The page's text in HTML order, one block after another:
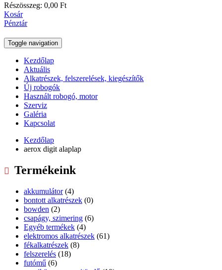
Részösszeg: 0,00 Ft
Kosár
Pénztár
Toggle navigation
Kezdőlap
Aktuális
Alkatrészek, felszerelések, kiegészítők
Új robogók
Használt robogó, motor
Szerviz
Galéria
Kapcsolat
Kezdőlap
aerox digit alaplap
Termékeink
akkumulátor (4)
bontott alkatrészek (0)
bowden (2)
csapágy, szimering (6)
Egyéb termékek (4)
elektromos alkatrészek (61)
fékalkatrészek (8)
felszerelés (18)
futómű (6)